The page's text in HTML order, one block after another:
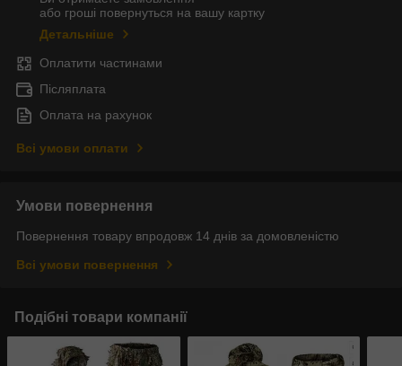
або гроші повернуться на вашу картку
Детальніше
Оплатити частинами
Післяплата
Оплата на рахунок
Всі умови оплати
Умови повернення
Повернення товару впродовж 14 днів за домовленістю
Всі умови повернення
Подібні товари компанії